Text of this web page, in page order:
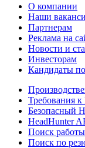
О компании
Наши
Партнерам
Реклама на
Новости и
Инвесторам
Кандидаты
Требования
Безопасный
HeadHunter
Поиск работы
Поиск по